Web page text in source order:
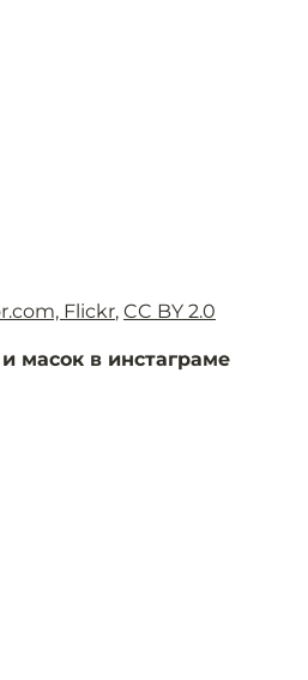
Flickr, CC BY 2.0
масок в инстаграме